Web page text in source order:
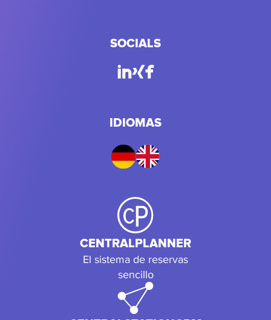
SOCIALS
IDIOMAS
CENTRALPLANNER
El sistema de reservas
sencillo